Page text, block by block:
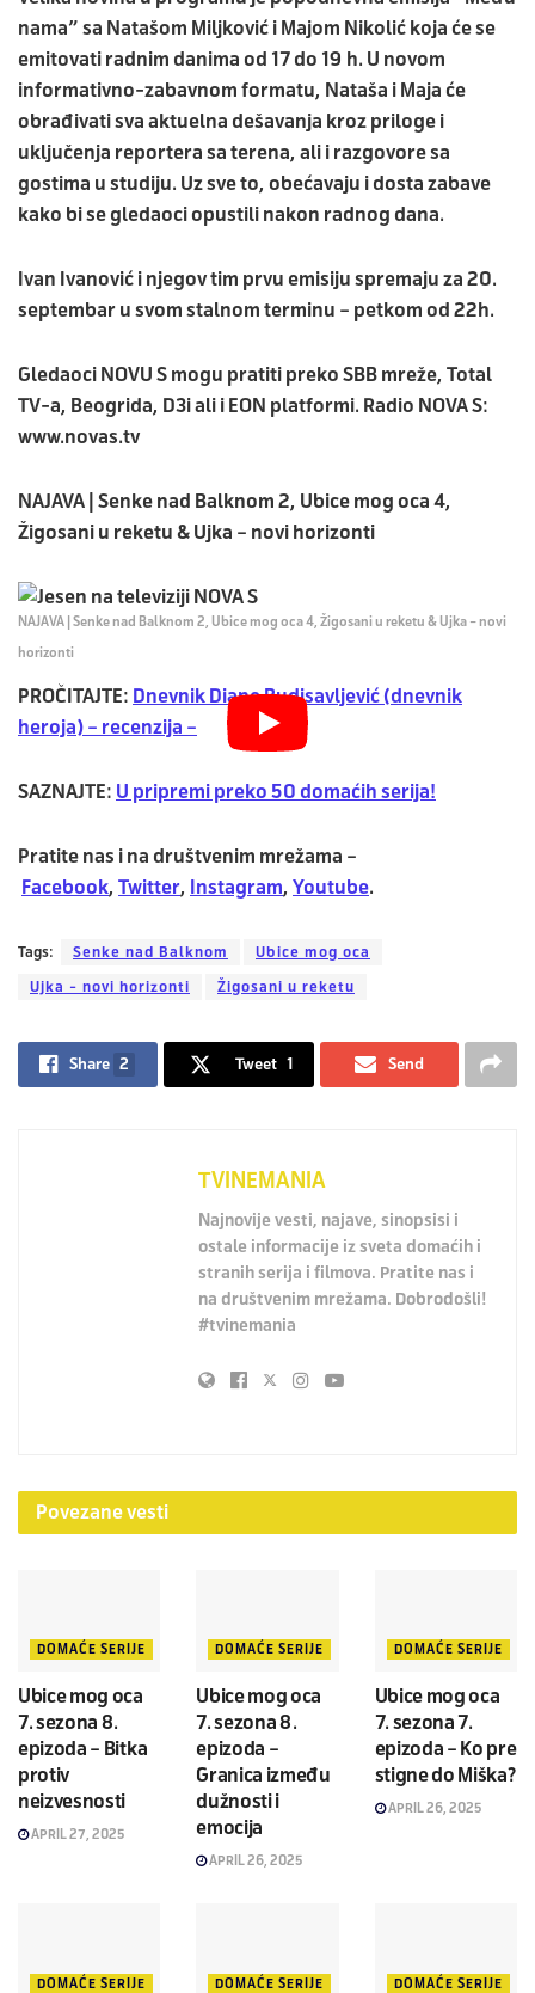
nama” sa Natašom Miljković i Majom Nikolić koja će se
emitovati radnim danima od 17 do 19 h. U novom
informativno-zabavnom formatu, Nataša i Maja će
obrađivati sva aktuelna dešavanja kroz priloge i
uključenja reportera sa terena, ali i razgovore sa
gostima u studiju. Uz sve to, obećavaju i dosta zabave
kako bi se gledaoci opustili nakon radnog dana.
Ivan Ivanović i njegov tim prvu emisiju spremaju za 20.
septembar u svom stalnom terminu – petkom od 22h.
Gledaoci NOVU S mogu pratiti preko SBB mreže, Total
TV-a, Beogrida, D3i ali i EON platformi. Radio NOVA S:
www.novas.tv
NAJAVA | Senke nad Balknom 2, Ubice mog oca 4,
Žigosani u reketu & Ujka – novi horizonti
NAJAVA | Senke nad Balknom 2, Ubice mog oca 4, Žigosani u reketu & Ujka – novi
horizonti
PROČITAJTE: Dnevnik Diane Budisavljević (dnevnik
heroja) – recenzija –
SAZNAJTE: U pripremi preko 50 domaćih serija!
Pratite nas i na društvenim mrežama –
Facebook, Twitter, Instagram, Youtube.
Tags: Senke nad Balknom Ubice mog oca
Ujka - novi horizonti Žigosani u reketu
Share 2 Tweet 1 Send
TVINEMANIA
Najnovije vesti, najave, sinopsisi i
ostale informacije iz sveta domaćih i
stranih serija i filmova. Pratite nas i
na društvenim mrežama. Dobrodošli!
#tvinemania
Povezanevesti
DOMAĆE SERIJE
Ubice mog oca
7. sezona 8.
epizoda – Bitka
protiv
neizvesnosti
APRIL 27, 2025
DOMAĆE SERIJE
Ubice mog oca
7. sezona 8.
epizoda –
Granica između
dužnosti i
emocija
APRIL 26, 2025
DOMAĆE SERIJE
Ubice mog oca
7. sezona 7.
epizoda – Ko pre
stigne do Miška?
APRIL 26, 2025
DOMAĆE SERIJE DOMAĆE SERIJE DOMAĆE SERIJE